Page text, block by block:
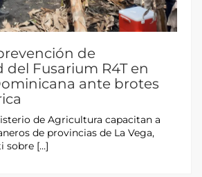
de
Fusarium R4T en
ante brotes
de Agricultura capacitan a
de provincias de La Vega,
sobre […]